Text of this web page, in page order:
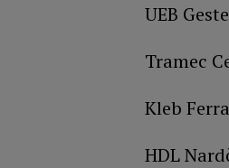
UEB
Tramec
Kleb
HDL